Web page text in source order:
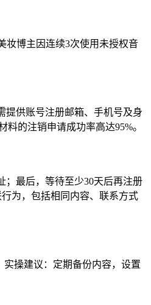
妆博主因连续3次使用未授权音
提供账号注册邮箱、手机号及身
的注销申请成功率高达95%。
；最后，等待至少30天后再注册
为，包括相同内容、联系方式
实操建议：定期备份内容，设置